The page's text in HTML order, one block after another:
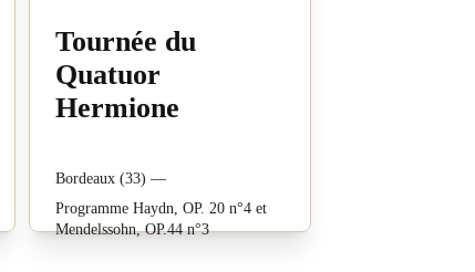
Tournée du
Quatuor
Hermione
Bordeaux (33) —
Programme Haydn, OP. 20 n°4 et
Mendelssohn, OP.44 n°3